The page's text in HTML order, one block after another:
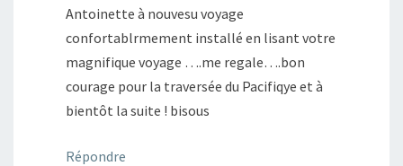
Antoinette à nouvesu voyage
confortablrmement installé en lisant votre
magnifique voyage ….me regale….bon
courage pour la traversée du Pacifiqye et à
bientôt la suite ! bisous
Répondre